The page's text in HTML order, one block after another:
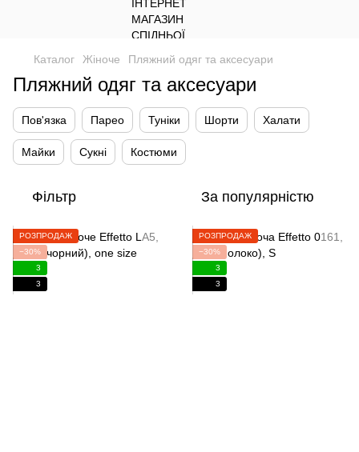
Каталог Жіноче Пляжний одяг та аксесуари
Пляжний одяг та аксесуари
Пов'язка Парео Туніки Шорти Халати
Майки Сукні Костюми
Фільтр За популярністю
РОЗПРОДАЖ
−30%
3
3
РОЗПРОДАЖ
−30%
3
3